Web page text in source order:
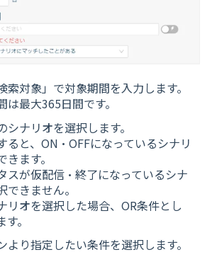
索対象」で対象期間を入力します。
最大365日間です。
シナリオを選択します。
ると、ON・OFFになっているシナリ
ます。
スが仮配信・終了になっているシナ
できません。
リオを選択した場合、OR条件とし
。
より指定したい条件を選択します。